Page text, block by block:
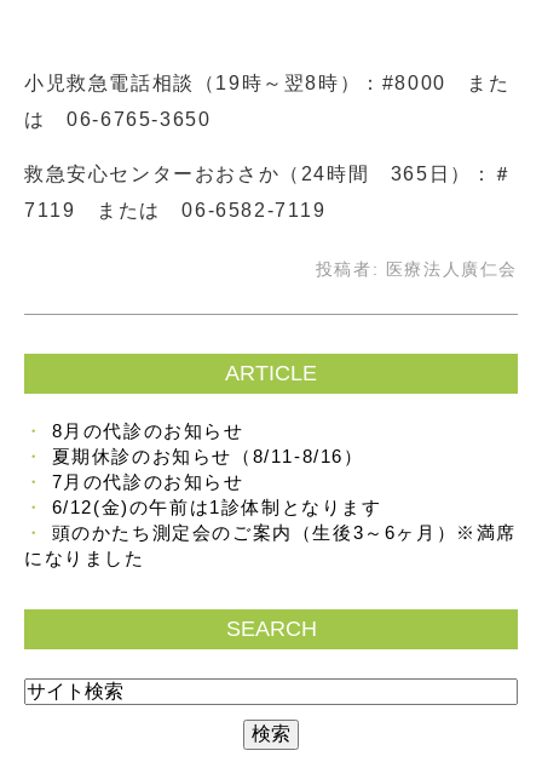
小児救急電話相談（19時～翌8時）：#8000 また
は 06-6765-3650
救急安心センターおおさか（24時間 365日）：＃
7119 または 06-6582-7119
投稿者: 医療法人廣仁会
ARTICLE
8月の代診のお知らせ
夏期休診のお知らせ（8/11-8/16）
7月の代診のお知らせ
6/12(金)の午前は1診体制となります
頭のかたち測定会のご案内（生後3～6ヶ月）※満席
になりました
SEARCH